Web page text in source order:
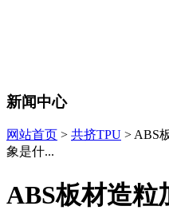
新闻中心
网站首页 > 共挤TPU > ​ABS
象是什...
​ABS板材造粒